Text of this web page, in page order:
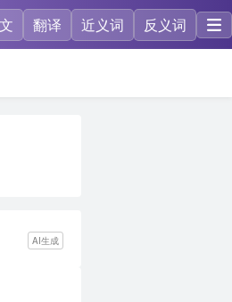
翻译 近义词 反义词
AI生成